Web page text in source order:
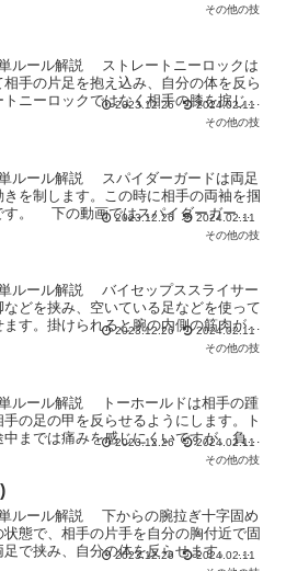
その他の技
ルール解説 ストレートニーロックは
手の片足を抱え込み、自分の体を反ら
ニーロックではなく相手の膝を捩じる
2023.12.26
2024.02.11
その他の技
ルール解説 スパイダーガードは両足
を制します。この時に相手の両袖を掴
す。 下の動画ではスパイダーガード
2023.12.26
2024.02.11
その他の技
ルール解説 バイセップススライサー
どを挟み、空いている足などを使って
す。掛けられると腕の内側の筋肉が圧
2023.12.26
2024.02.11
その他の技
ルール解説 トーホールドは相手の踵
の足の甲を反らせるようにします。ト
までは痛みを感じにくいですが、負傷
2023.12.26
2024.02.11
その他の技
ルール解説 下からの腕拉ぎ十字固め
態で、相手の片手を自分の胸付近で固
足で挟み、自分の体を反らせます。
2023.12.26
2024.02.11